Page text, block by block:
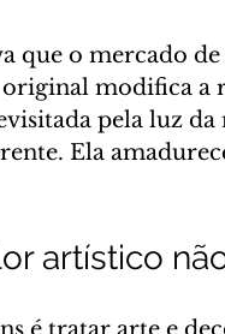
que o mercado
modifica a
pela luz
Ela
artístico